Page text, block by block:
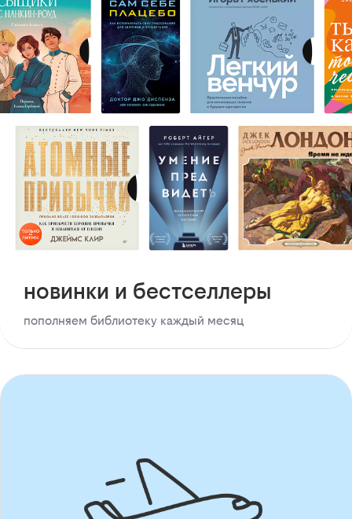
новинки и бестселлеры
пополняем библиотеку каждый месяц